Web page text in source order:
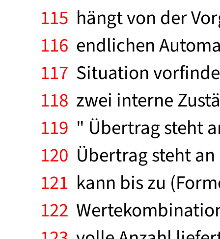
115 hängt von der
116 endlichen
117 Situation
118 zwei interne
119 " Übertrag steht
120 Übertrag steht
121 kann bis zu
122